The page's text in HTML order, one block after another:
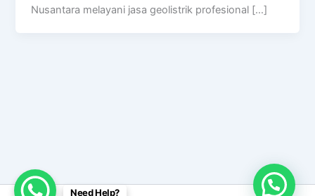
Nusantara melayani jasa geolistrik profesional […]
Need Help?